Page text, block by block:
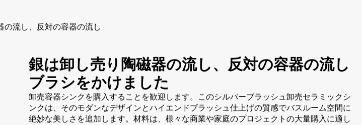
流し、反対の容器の流し
銀は卸し売り陶磁器の流し、反対の容器の流し
ブラシをかけました
卸売容器シンクを購入することを歓迎します。このシルバーブラッシュ卸売セラミックシ
ンクは、そのモダンなデザインとハイエンドブラッシュ仕上げの質感でバスルーム空間に
絶妙な美しさを追加します。材料は、様々な商業や家庭のプロジェクトの大量購入に適し